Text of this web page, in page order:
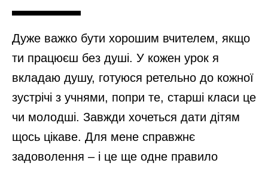
Дуже важко бути хорошим вчителем, якщо
ти працюєш без душі. У кожен урок я
вкладаю душу, готуюся ретельно до кожної
зустрічі з учнями, попри те, старші класи це
чи молодші. Завжди хочеться дати дітям
щось цікаве. Для мене справжнє
задоволення – і це ще одне правило